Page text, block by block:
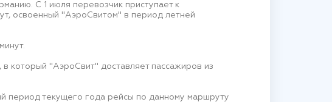
С 1 июля перевозчик приступает к
освоенный "АэроСвитом" в период летней
который "АэроСвит" доставляет пассажиров из
период текущего года рейсы по данному маршруту